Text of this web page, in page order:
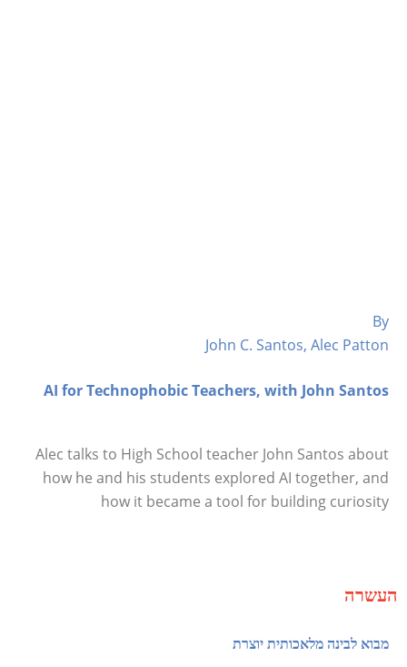
By
John C. Santos, Alec Patton
AI for Technophobic Teachers, with John Santos
Alec talks to High School teacher John Santos about
how he and his students explored AI together, and
how it became a tool for building curiosity
העשרה
מבוא לבינה מלאכותית יוצרת